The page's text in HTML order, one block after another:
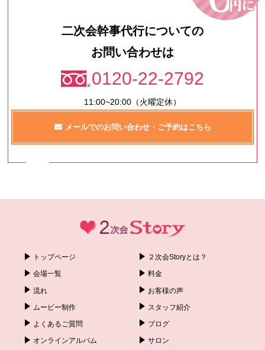
二次会幹事代行についての
お問い合わせは
0120-22-2792
11:00~20:00（火曜定休）
メールでのお問い合わせ・ご予約はこちら
トップページ ２次会Storyとは？
会場一覧 料金
流れ お客様の声
ムービー制作 スタッフ紹介
よくあるご質問 ブログ
オンラインアルバム サロン